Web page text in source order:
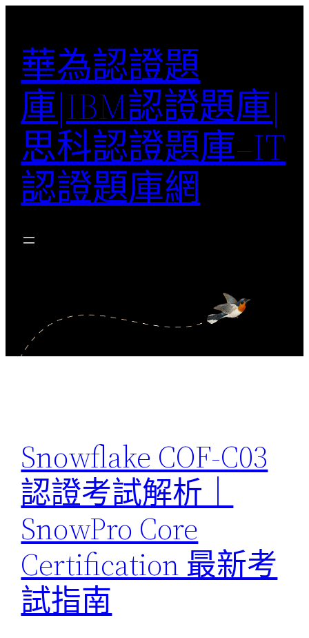
華為認證題
庫|IBM認證題庫|
思科認證題庫–IT
認證題庫網
Snowflake COF-C03
認證考試解析｜
SnowPro Core
Certification 最新考
試指南